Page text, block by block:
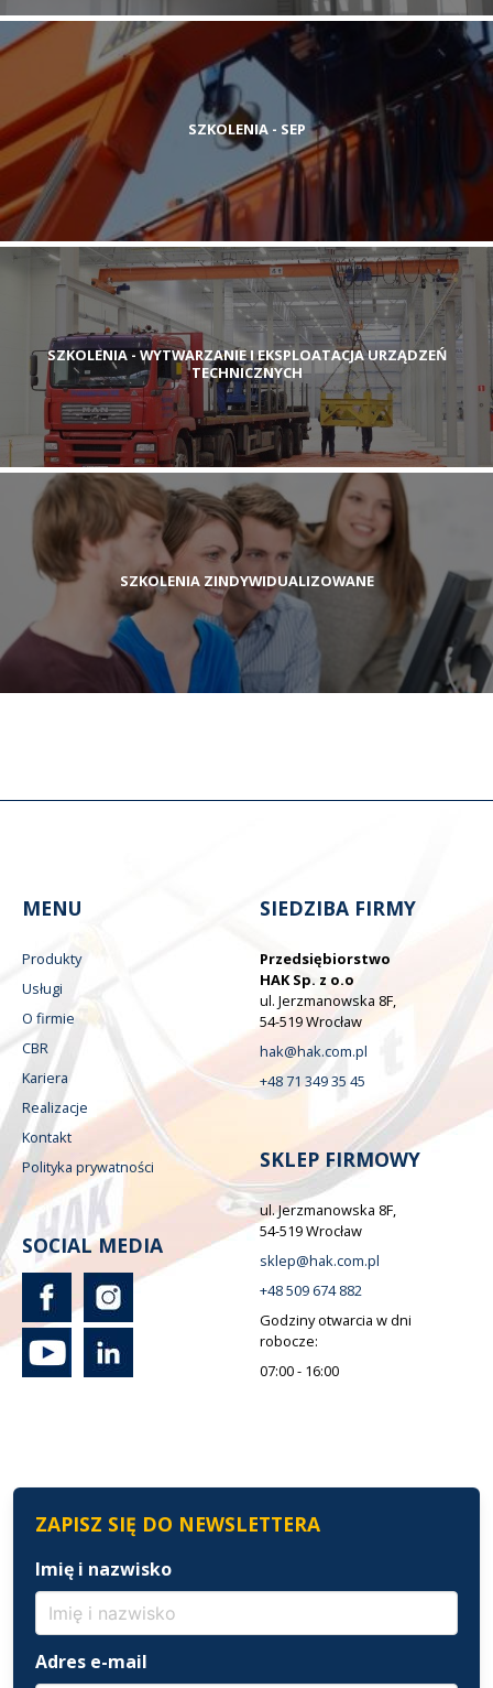
SZKOLENIA - SEP
SZKOLENIA - WYTWARZANIE I EKSPLOATACJA URZĄDZEŃ
TECHNICZNYCH
SZKOLENIA ZINDYWIDUALIZOWANE
MENU
Produkty
Usługi
O firmie
CBR
Kariera
Realizacje
Kontakt
Polityka prywatności
SOCIAL MEDIA
SIEDZIBA FIRMY
Przedsiębiorstwo
HAK Sp. z o.o
ul. Jerzmanowska 8F,
54-519 Wrocław
hak@hak.com.pl
+48 71 349 35 45
SKLEP FIRMOWY
ul. Jerzmanowska 8F,
54-519 Wrocław
sklep@hak.com.pl
+48 509 674 882
Godziny otwarcia w dni
robocze:
07:00 - 16:00
ZAPISZ SIĘ DO NEWSLETTERA
Imię i nazwisko
Adres e-mail